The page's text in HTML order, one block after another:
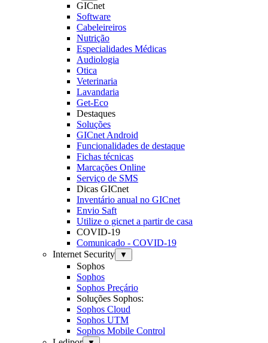
GICnet
Software
Cabeleireiros
Nutrição
Especialidades Médicas
Audiologia
Otica
Veterinaria
Lavandaria
Get-Eco
Destaques
Soluções
GICnet Android
Funcionalidades de destaque
Fichas técnicas
Marcações Online
Serviço de SMS
Dicas GICnet
Inventário anual no GICnet
Envio Saft
Utilize o gicnet a partir de casa
COVID-19
Comunicado - COVID-19
Internet Security
▼
Sophos
Sophos
Sophos Preçário
Soluções Sophos:
Sophos Cloud
Sophos UTM
Sophos Mobile Control